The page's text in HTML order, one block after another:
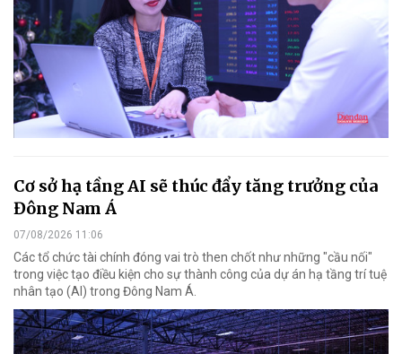
Cơ sở hạ tầng AI sẽ thúc đẩy tăng trưởng của
Đông Nam Á
07/08/2026 11:06
Các tổ chức tài chính đóng vai trò then chốt như những "cầu nối"
trong việc tạo điều kiện cho sự thành công của dự án hạ tầng trí tuệ
nhân tạo (AI) trong Đông Nam Á.